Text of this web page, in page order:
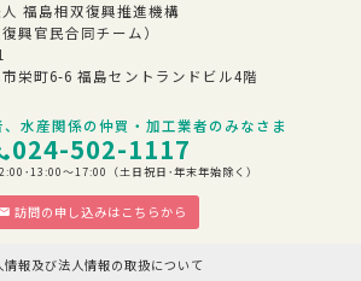
福島相双復興推進機構
復興官民合同チーム）
栄町6-6 福島セントランドビル4階
水産関係の仲買・加工業者のみなさま
024-502-1117
･13:00～17:00（土日祝日･年末年始除く）
訪問の申し込みはこちらから
情報及び法人情報の取扱について